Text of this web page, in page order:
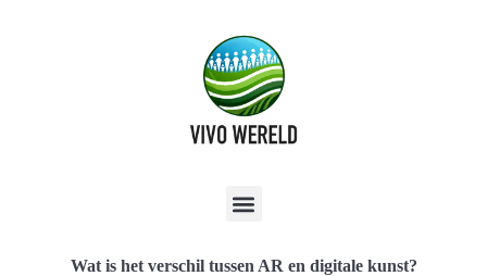
Wat is het verschil tussen AR en digitale kunst?